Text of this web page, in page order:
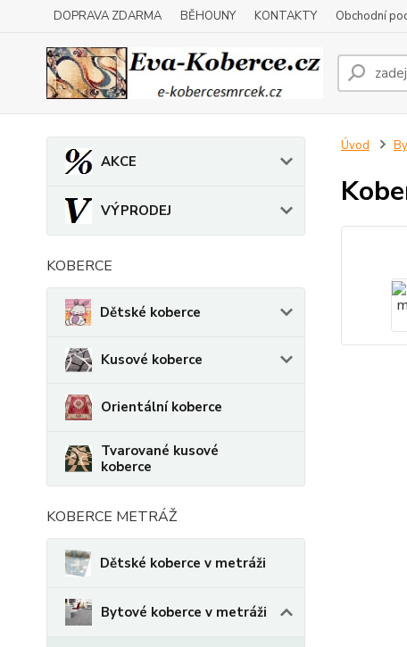
DOPRAVA ZDARMA BĚHOUNY KONTAKTY Obchodní
AKCE
VÝPRODEJ
KOBERCE
Dětské koberce
Kusové koberce
Orientální koberce
Tvarované kusové
koberce
KOBERCE METRÁŽ
Dětské koberce v metráži
Bytové koberce v metráži
Úvod